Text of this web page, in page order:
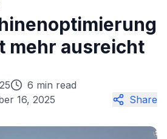
mehr ausreicht
6 min read
16, 2025 Share